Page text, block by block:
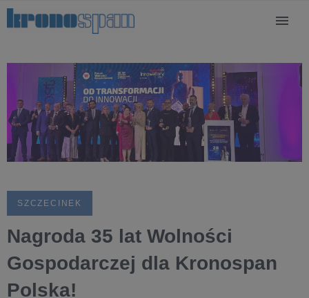
SZCZECINEK
Nagroda 35 lat Wolności
Gospodarczej dla Kronospan
Polska!